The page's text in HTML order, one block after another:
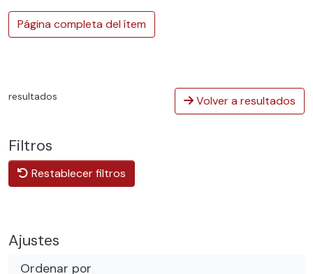
Página completa del ítem
resultados Volver a resultados
Filtros
Restablecer filtros
Ajustes
Ordenar por